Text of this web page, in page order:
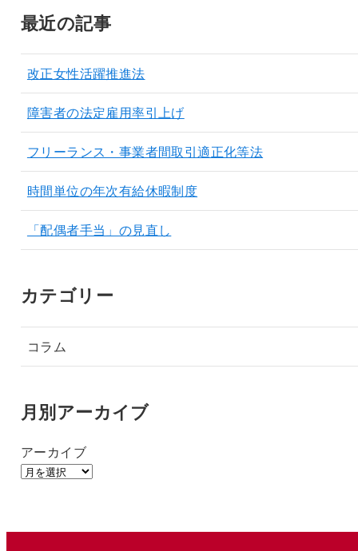
最近の記事
改正女性活躍推進法
障害者の法定雇用率引上げ
フリーランス・事業者間取引適正化等法
時間単位の年次有給休暇制度
「配偶者手当」の見直し
カテゴリー
コラム
月別アーカイブ
アーカイブ